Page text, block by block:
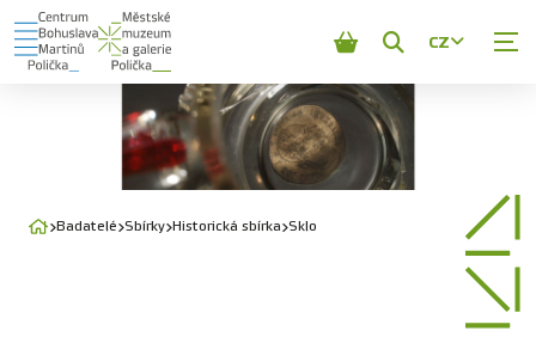
Zobrazit
vyhledávání
CZ
Badatelé Sbírky Historická sbírka Sklo